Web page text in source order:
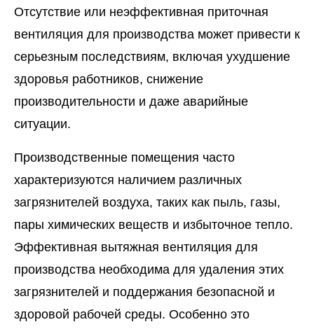
Отсутствие или неэффективная приточная
вентиляция для производства может привести к
серьезным последствиям, включая ухудшение
здоровья работников, снижение
производительности и даже аварийные
ситуации.
Производственные помещения часто
характеризуются наличием различных
загрязнителей воздуха, таких как пыль, газы,
пары химических веществ и избыточное тепло.
Эффективная вытяжная вентиляция для
производства необходима для удаления этих
загрязнителей и поддержания безопасной и
здоровой рабочей среды. Особенно это